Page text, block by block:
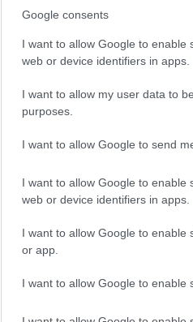
Google consents
I want to allow Google to enable
web or device identifiers in apps.
I want to allow my user data to
purposes.
I want to allow Google to send
I want to allow Google to enable
web or device identifiers in apps.
I want to allow Google to enable
or app.
I want to allow Google to enable